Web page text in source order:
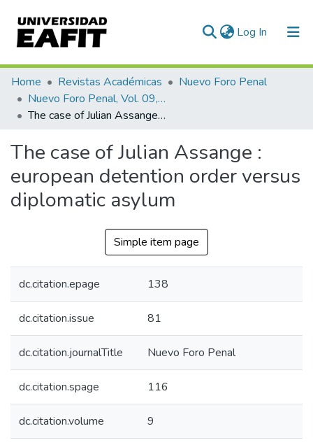
Log In (current)
Communities & Collections
All of DSpace
Home Revistas Académicas
Nuevo Foro Penal
Nuevo Foro Penal, Vol. 09, Núm. 81 (2013)
The case of Julian Assange : european detention order versus diplomatic asylum
The case of Julian Assange :
european detention order versus
diplomatic asylum
Simple item page
dc.citation.epage 138
dc.citation.issue 81
dc.citation.journalTitle Nuevo Foro Penal
dc.citation.spage 116
dc.citation.volume 9